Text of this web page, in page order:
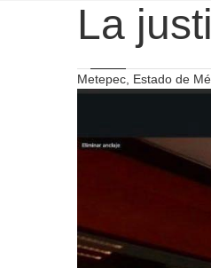
La
Metepec, Estado de